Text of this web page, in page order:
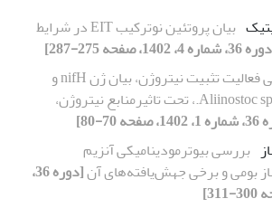
بیان پروتئین نوترکیب EIT در شرایط
4، 1402، صفحه 275-287]
بررسی فعالیت تثبیت نیتروژن، بیان ژن nifH و
رشد در سیانوباکتر Aliinostoc sp.، تحت تاثیرمنابع نیتروژن،
70-80]
بررسی بیوترمودینامیکی آنزیم
بومی و برخی جهش‌یافته‌های آن
[دوره 36،